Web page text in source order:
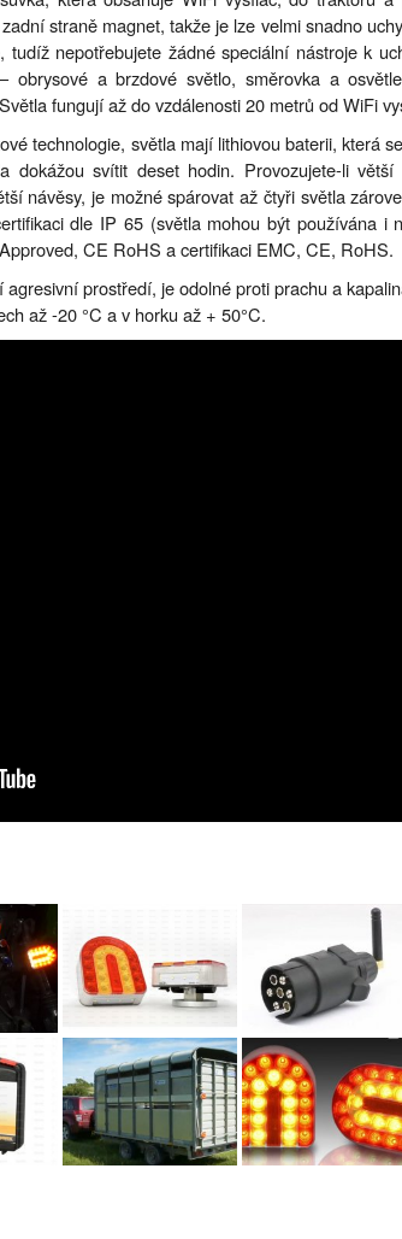
straně magnet, takže je lze velmi snadno
nepotřebujete žádné speciální nástroje k
obrysové a brzdové světlo, směrovka a
fungují až do vzdálenosti 20 metrů od WiFi
technologie, světla mají lithiovou baterii, která
svítit deset hodin. Provozujete-li větší
návěsy, je možné spárovat až čtyři světla
dle IP 65 (světla mohou být používána i
CE RoHS a certifikaci EMC, CE, RoHS.
prostředí, je odolné proti prachu a
až -20 °C a v horku až + 50°C.